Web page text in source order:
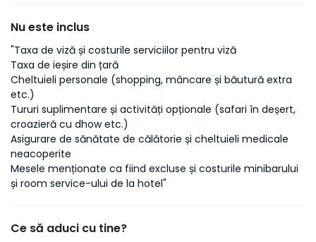
Nu este inclus
"Taxa de viză și costurile serviciilor pentru viză
Taxa de ieșire din țară
Cheltuieli personale (shopping, mâncare și băutură extra
etc.)
Tururi suplimentare și activități opționale (safari în deșert,
croazieră cu dhow etc.)
Asigurare de sănătate de călătorie și cheltuieli medicale
neacoperite
Mesele menționate ca fiind excluse și costurile minibarului
și room service-ului de la hotel"
Ce să aduci cu tine?